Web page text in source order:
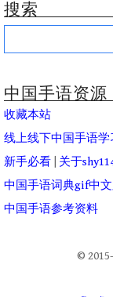
搜索
Search
中国手语资源
收藏本站
线上线下中国手语
新手必看
关于
中国手语词典gif中文
中国手语参考资料
©